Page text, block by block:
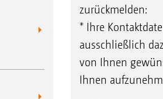
zurückmelden:
* Ihre
ausschließlich
von Ihnen
Ihnen